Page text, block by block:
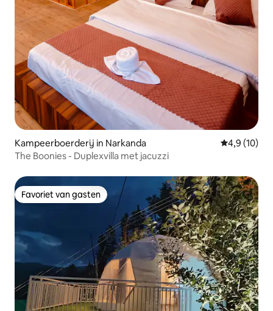
Kampeerboerderij in Narkanda
4,9 (10)
The Boonies - Duplexvilla met jacuzzi
Favoriet van gasten
Favoriet van gasten